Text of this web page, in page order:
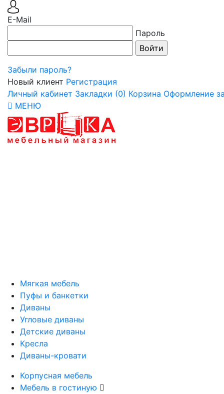
E-Mail
Пароль
Забыли пароль?
Новый клиент Регистрация
Личный кабинет Закладки (0) Корзина Оформление
МЕНЮ
Мягкая мебель
Пуфы и банкетки
Диваны
Угловые диваны
Детские диваны
Кресла
Диваны-кровати
Корпусная мебель
Мебель в гостиную